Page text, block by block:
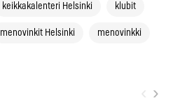
keikkakalenteri Helsinki klubit
menovinkit Helsinki menovinkki
›